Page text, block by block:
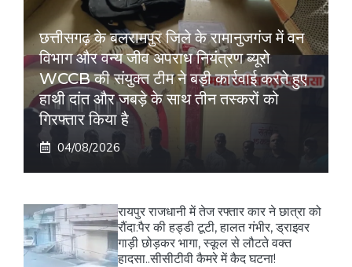
छत्तीसगढ़ के बलरामपुर जिले के रामानुजगंज में वन
विभाग और वन्य जीव अपराध नियंत्रण ब्यूरो
WCCB की संयुक्त टीम ने बड़ी कार्रवाई करते हुए
हाथी दांत और जबड़े के साथ तीन तस्करों को
गिरफ्तार किया है
04/08/2026
रायपुर राजधानी में तेज रफ्तार कार ने छात्रा को
रौंदा:पैर की हड्डी टूटी, हालत गंभीर, ड्राइवर
गाड़ी छोड़कर भागा, स्कूल से लौटते वक्त
हादसा..सीसीटीवी कैमरे में कैद घटना!